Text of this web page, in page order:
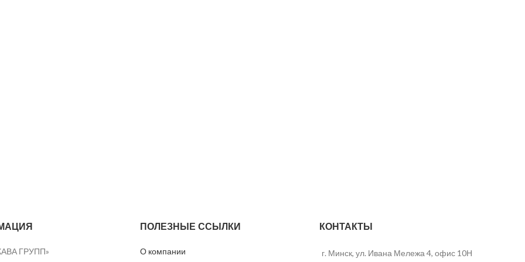
ГРУПП»
ПОЛЕЗНЫЕ ССЫЛКИ
О компании
КОНТАКТЫ
г. Минск, ул. Ивана Мележа 4, офис 10Н